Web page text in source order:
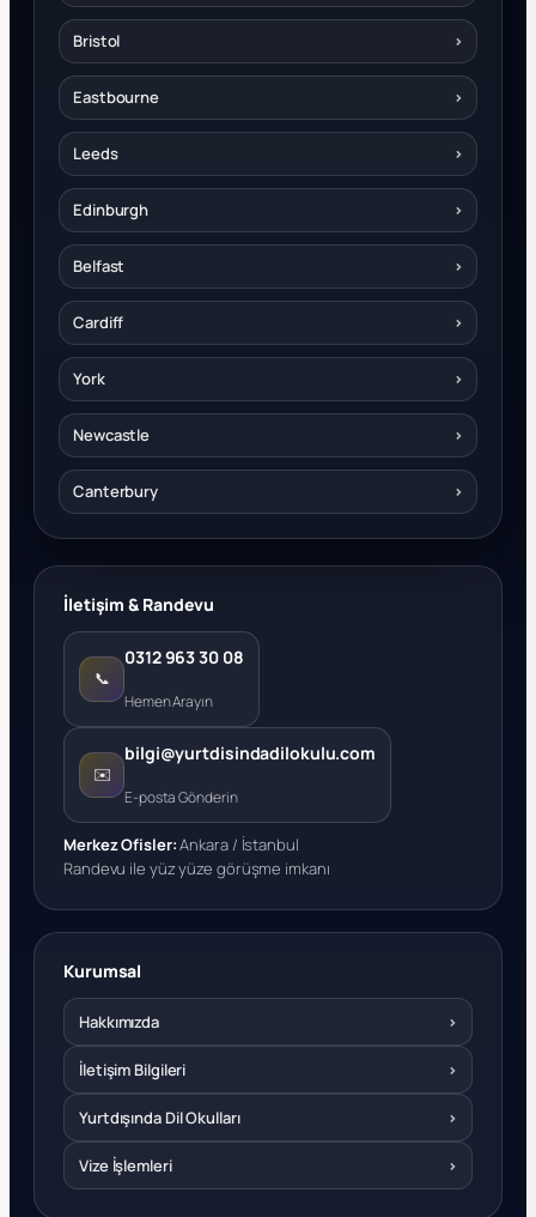
Bristol ›
Eastbourne ›
Leeds ›
Edinburgh ›
Belfast ›
Cardiff ›
York ›
Newcastle ›
Canterbury ›
İletişim & Randevu
📞
0312 963 30 08
Hemen Arayın
✉️
bilgi@yurtdisindadilokulu.com
E-posta Gönderin
Merkez Ofisler:Ankara / İstanbul
Randevu ile yüz yüze görüşme imkanı
Kurumsal
Hakkımızda ›
İletişim Bilgileri ›
Yurtdışında Dil Okulları ›
Vize İşlemleri ›